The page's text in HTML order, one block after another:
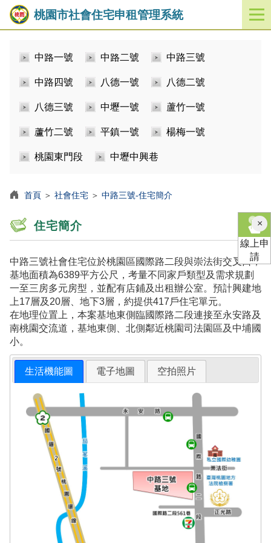
桃園市社會住宅申租管理系統
開
啟
中路一號 中路二號 中路三號
中路四號 八德一號 八德二號
八德三號 中壢一號 蘆竹一號
蘆竹二號 平鎮一號 楊梅一號
桃園東門段 中壢中興巷
首頁 ＞ 社會住宅 ＞ 中路三號-住宅簡介
住宅簡介
中路三號社會住宅位於桃園區國際路二段與崇法街交叉口，
基地面積為6389平方公尺，考量不同家戶類型及需求規劃
一至三房多元房型，並配有店鋪及出租辦公室。預計興建地
上17層及20層、地下3層，約提供417戶住宅單元。
在地理位置上，本案基地東側臨國際路二段連接至永安路及
南桃園交流道，基地東側、北側鄰近桃園司法園區及中埔國
小。
生活機能圖 電子地圖 空拍照片
×關
閉
線上申
請